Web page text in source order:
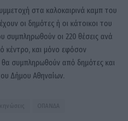
στα καλοκαιρινά καμπ του
οι δημότες ή οι κάτοικοι του
συμπληρωθούν οι 220 θέσεις ανά
κέντρο, και μόνο εφόσον
θα συμπληρωθούν από δημότες και
Δήμου Αθηναίων.
ΟΠΑΝΔΑ